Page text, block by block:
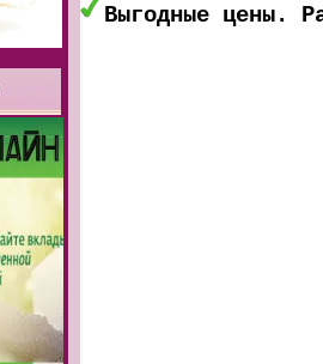
Выгодные цены.